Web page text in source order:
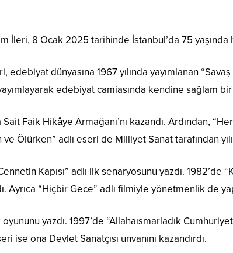
8 Ocak 2025 tarihinde İstanbul’da 75 yaşında
dünyasına 1967 yılında yayımlanan
yayımlayarak edebiyat camiasında kendine sağlam
Faik Hikâye Armağanı’nı kazandı. Ardından,
Ölürken” adlı eseri de Milliyet Sanat tarafından
Kapısı” adlı ilk senaryosunu yazdı. 1982’de
“Hiçbir Gece” adlı filmiyle yönetmenlik de
yazdı. 1997’de “Allahaısmarladık
ona Devlet Sanatçısı unvanını kazandırdı.